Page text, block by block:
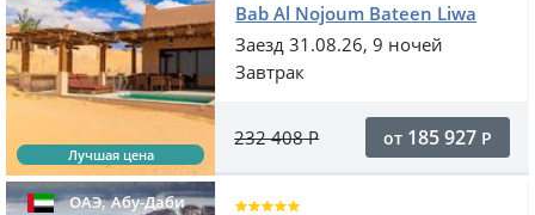
Лучшая цена
Bab Al Nojoum Bateen Liwa
Заезд 31.08.26, 9 ночей
Завтрак
232 408Р от 185 927 Р
ОАЭ,Абу-Даби